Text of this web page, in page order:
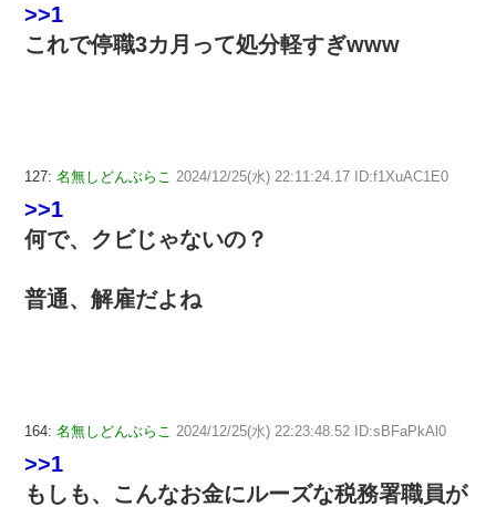
>>1
これで停職3カ月って処分軽すぎwww
127: 名無しどんぶらこ 2024/12/25(水) 22:11:24.17 ID:f1XuAC1E0
>>1
何で、クビじゃないの？
普通、解雇だよね
164: 名無しどんぶらこ 2024/12/25(水) 22:23:48.52 ID:sBFaPkAl0
>>1
もしも、こんなお金にルーズな税務署職員が